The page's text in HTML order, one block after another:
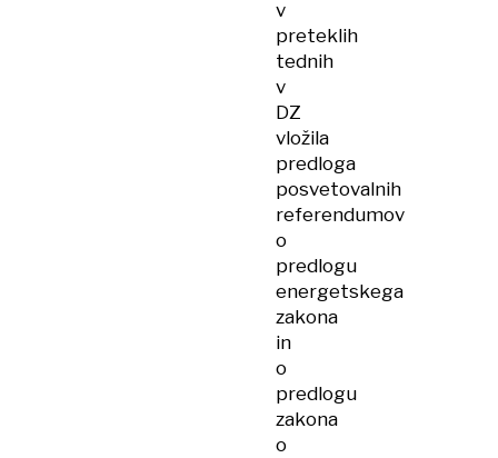
v
preteklih
tednih
v
DZ
vložila
predloga
posvetovalnih
referendumov
o
predlogu
energetskega
zakona
in
o
predlogu
zakona
o